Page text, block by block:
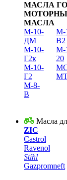
МАСЛА
МАСЛА
М-10-
ДМ
М-10-
Г2к
М-10-
Г2
М-8-
В
М-
В2
М-
20
Масла
ZIC
Castrol
Ravenol
Stihl
Gazpromneft